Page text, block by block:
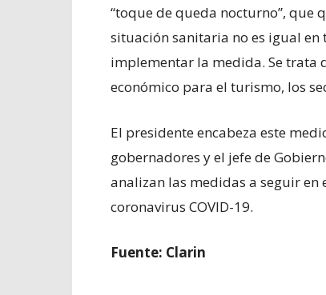
“toque de queda nocturno”, que
situación sanitaria no es igual
implementar la medida. Se trata
económico para el turismo, los
El presidente encabeza este
gobernadores y el jefe de
analizan las medidas a seguir
coronavirus COVID-19.
Fuente: Clarin